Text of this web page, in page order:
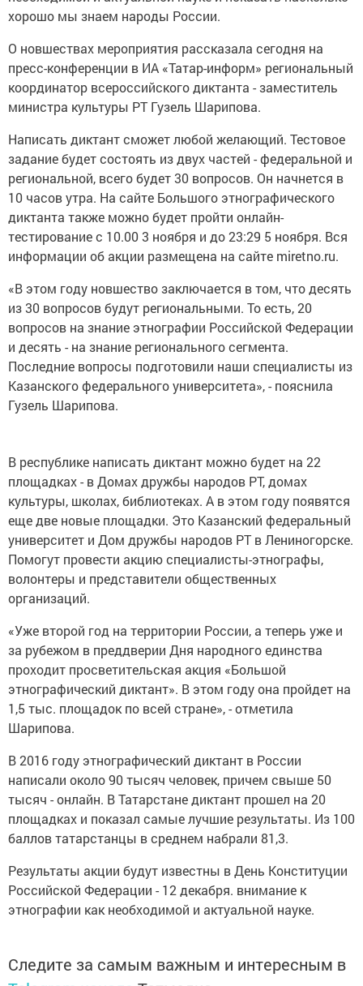
хорошо мы знаем народы России.
О новшествах мероприятия рассказала сегодня на
пресс-конференции в ИА «Татар-информ» региональный
координатор всероссийского диктанта - заместитель
министра культуры РТ Гузель Шарипова.
Написать диктант сможет любой желающий. Тестовое
задание будет состоять из двух частей - федеральной и
региональной, всего будет 30 вопросов. Он начнется в
10 часов утра. На сайте Большого этнографического
диктанта также можно будет пройти онлайн-
тестирование с 10.00 3 ноября и до 23:29 5 ноября. Вся
информации об акции размещена на сайте miretno.ru.
«В этом году новшество заключается в том, что десять
из 30 вопросов будут региональными. То есть, 20
вопросов на знание этнографии Российской Федерации
и десять - на знание регионального сегмента.
Последние вопросы подготовили наши специалисты из
Казанского федерального университета», - пояснила
Гузель Шарипова.
В республике написать диктант можно будет на 22
площадках - в Домах дружбы народов РТ, домах
культуры, школах, библиотеках. А в этом году появятся
еще две новые площадки. Это Казанский федеральный
университет и Дом дружбы народов РТ в Лениногорске.
Помогут провести акцию специалисты-этнографы,
волонтеры и представители общественных
организаций.
«Уже второй год на территории России, а теперь уже и
за рубежом в преддверии Дня народного единства
проходит просветительская акция «Большой
этнографический диктант». В этом году она пройдет на
1,5 тыс. площадок по всей стране», - отметила
Шарипова.
В 2016 году этнографический диктант в России
написали около 90 тысяч человек, причем свыше 50
тысяч - онлайн. В Татарстане диктант прошел на 20
площадках и показал самые лучшие результаты. Из 100
баллов татарстанцы в среднем набрали 81,3.
Результаты акции будут известны в День Конституции
Российской Федерации - 12 декабря. внимание к
этнографии как необходимой и актуальной науке.
Следите за самым важным и интересным в